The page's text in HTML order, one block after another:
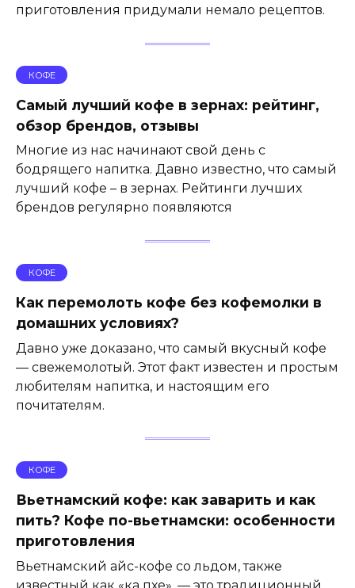
приготовления придумали немало рецептов.
КОФЕ
Самый лучший кофе в зернах: рейтинг,
обзор брендов, отзывы
Многие из нас начинают свой день с
бодрящего напитка. Давно известно, что самый
лучший кофе – в зернах. Рейтинги лучших
брендов регулярно появляются
КОФЕ
Как перемолоть кофе без кофемолки в
домашних условиях?
Давно уже доказано, что самый вкусный кофе
— свежемолотый. Этот факт известен и простым
любителям напитка, и настоящим его
почитателям.
КОФЕ
Вьетнамский кофе: как заварить и как
пить? Кофе по-вьетнамски: особенности
приготовления
Вьетнамский айс-кофе со льдом, также